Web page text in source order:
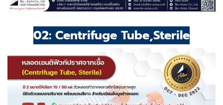
02: Centrifuge Tube,Sterile